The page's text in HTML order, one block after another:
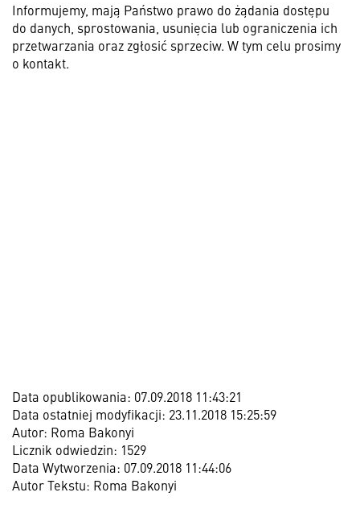
Informujemy, mają Państwo prawo do żądania dostępu
do danych, sprostowania, usunięcia lub ograniczenia ich
przetwarzania oraz zgłosić sprzeciw. W tym celu prosimy
o kontakt.
Data opublikowania: 07.09.2018 11:43:21
Data ostatniej modyfikacji: 23.11.2018 15:25:59
Autor: Roma Bakonyi
Licznik odwiedzin: 1529
Data Wytworzenia: 07.09.2018 11:44:06
Autor Tekstu: Roma Bakonyi